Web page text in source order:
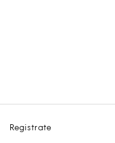
Registrate